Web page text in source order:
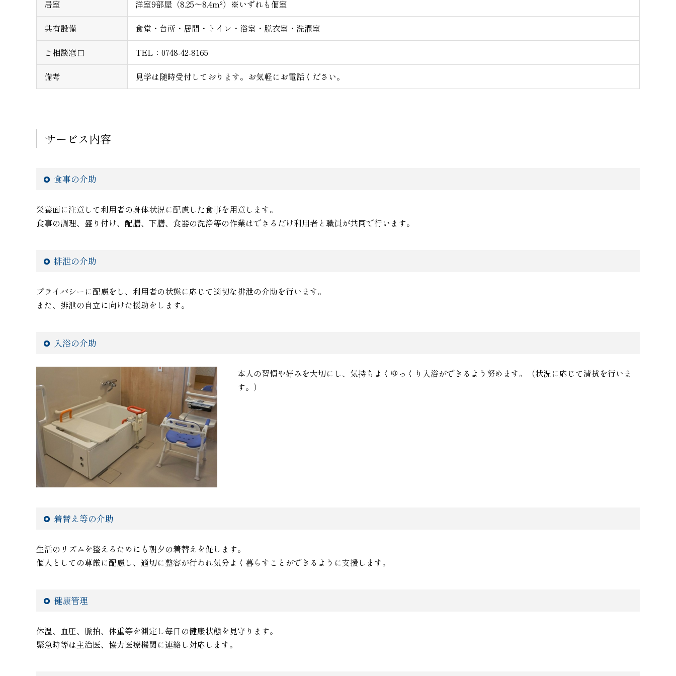
居室
洋室9部屋（8.25～8.4m²）※いずれも個室
共有設備
食堂・台所・居間・トイレ・浴室・脱衣室・洗濯室
ご相談窓口
TEL：0748-42-8165
備考
見学は随時受付しております。お気軽にお電話ください。
サービス内容
食事の介助
栄養面に注意して利用者の身体状況に配慮した食事を用意します。
食事の調理、盛り付け、配膳、下膳、食器の洗浄等の作業はできるだけ利用者と職員が共同で行います。
排泄の介助
プライバシーに配慮をし、利用者の状態に応じて適切な排泄の介助を行います。
また、排泄の自立に向けた援助をします。
入浴の介助
本人の習慣や好みを大切にし、気持ちよくゆっくり入浴ができるよう努めます。（状況に応じて清拭を行いま
す。）
着替え等の介助
生活のリズムを整えるためにも朝夕の着替えを促します。
個人としての尊厳に配慮し、適切に整容が行われ気分よく暮らすことができるように支援します。
健康管理
体温、血圧、脈拍、体重等を測定し毎日の健康状態を見守ります。
緊急時等は主治医、協力医療機関に連絡し対応します。